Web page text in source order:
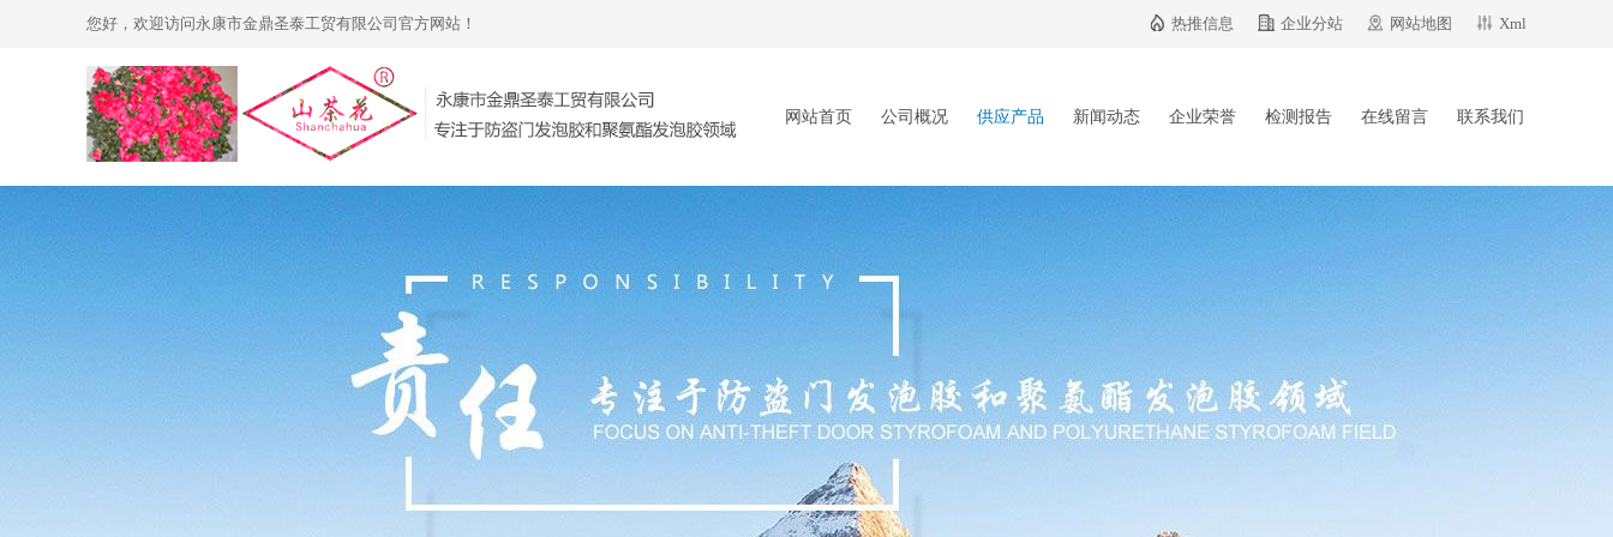
您好，欢迎访问永康市金鼎圣泰工贸有限公司官方网站！ Xml
网站地图
企业分站
热推信息
网站首页 公司概况 供应产品 新闻动态 企业荣誉 检测报告 在线留言 联系我们